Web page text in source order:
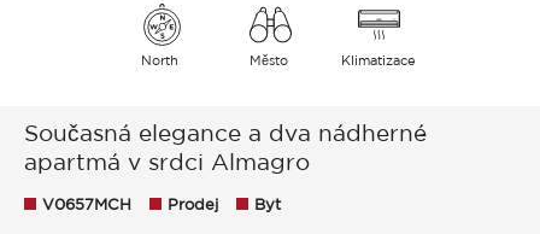
North Město Klimatizace
Současná elegance a dva nádherné
apartmá v srdci Almagro
V0657MCH Prodej Byt